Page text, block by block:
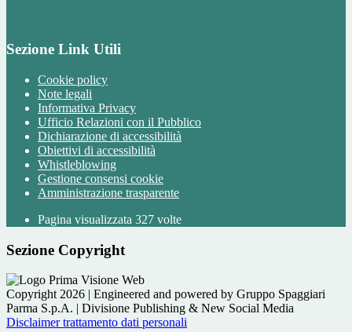
Sezione Link Utili
Cookie policy
Note legali
Informativa Privacy
Ufficio Relazioni con il Pubblico
Dichiarazione di accessibilità
Obiettivi di accessibilità
Whistleblowing
Gestione consensi cookie
Amministrazione trasparente
Pagina visualizzata 327 volte
Sezione Copyright
Copyright 2026 | Engineered and powered by Gruppo Spaggiari
Parma S.p.A. | Divisione Publishing & New Social Media
Disclaimer trattamento dati personali